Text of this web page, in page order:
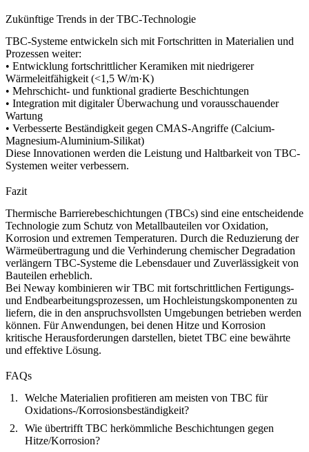
Zukünftige Trends in der TBC-Technologie
TBC-Systeme entwickeln sich mit Fortschritten in Materialien und
Prozessen weiter:
• Entwicklung fortschrittlicher Keramiken mit niedrigerer
Wärmeleitfähigkeit (<1,5 W/m·K)
• Mehrschicht- und funktional gradierte Beschichtungen
• Integration mit digitaler Überwachung und vorausschauender
Wartung
• Verbesserte Beständigkeit gegen CMAS-Angriffe (Calcium-
Magnesium-Aluminium-Silikat)
Diese Innovationen werden die Leistung und Haltbarkeit von TBC-
Systemen weiter verbessern.
Fazit
Thermische Barrierebeschichtungen (TBCs) sind eine entscheidende
Technologie zum Schutz von Metallbauteilen vor Oxidation,
Korrosion und extremen Temperaturen. Durch die Reduzierung der
Wärmeübertragung und die Verhinderung chemischer Degradation
verlängern TBC-Systeme die Lebensdauer und Zuverlässigkeit von
Bauteilen erheblich.
Bei Neway kombinieren wir TBC mit fortschrittlichen Fertigungs-
und Endbearbeitungsprozessen, um Hochleistungskomponenten zu
liefern, die in den anspruchsvollsten Umgebungen betrieben werden
können. Für Anwendungen, bei denen Hitze und Korrosion
kritische Herausforderungen darstellen, bietet TBC eine bewährte
und effektive Lösung.
FAQs
Welche Materialien profitieren am meisten von TBC für
Oxidations-/Korrosionsbeständigkeit?
Wie übertrifft TBC herkömmliche Beschichtungen gegen
Hitze/Korrosion?